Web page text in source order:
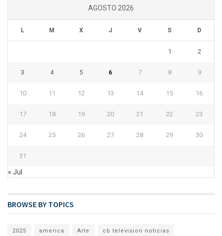
AGOSTO 2026
L M X J V S D
1 2
3 4 5 6 7 8 9
10 11 12 13 14 15 16
17 18 19 20 21 22 23
24 25 26 27 28 29 30
31
« Jul
BROWSE BY TOPICS
2025 america Arte cb television noticias